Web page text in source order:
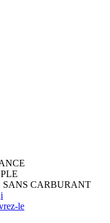
SANS CARBURANT
i
le